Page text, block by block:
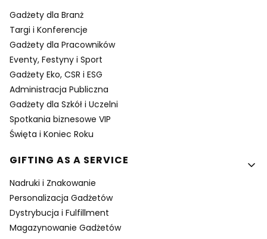
Gadżety dla Branż
Targi i Konferencje
Gadżety dla Pracowników
Eventy, Festyny i Sport
Gadżety Eko, CSR i ESG
Administracja Publiczna
Gadżety dla Szkół i Uczelni
Spotkania biznesowe VIP
Święta i Koniec Roku
GIFTING AS A SERVICE
Nadruki i Znakowanie
Personalizacja Gadżetów
Dystrybucja i Fulfillment
Magazynowanie Gadżetów